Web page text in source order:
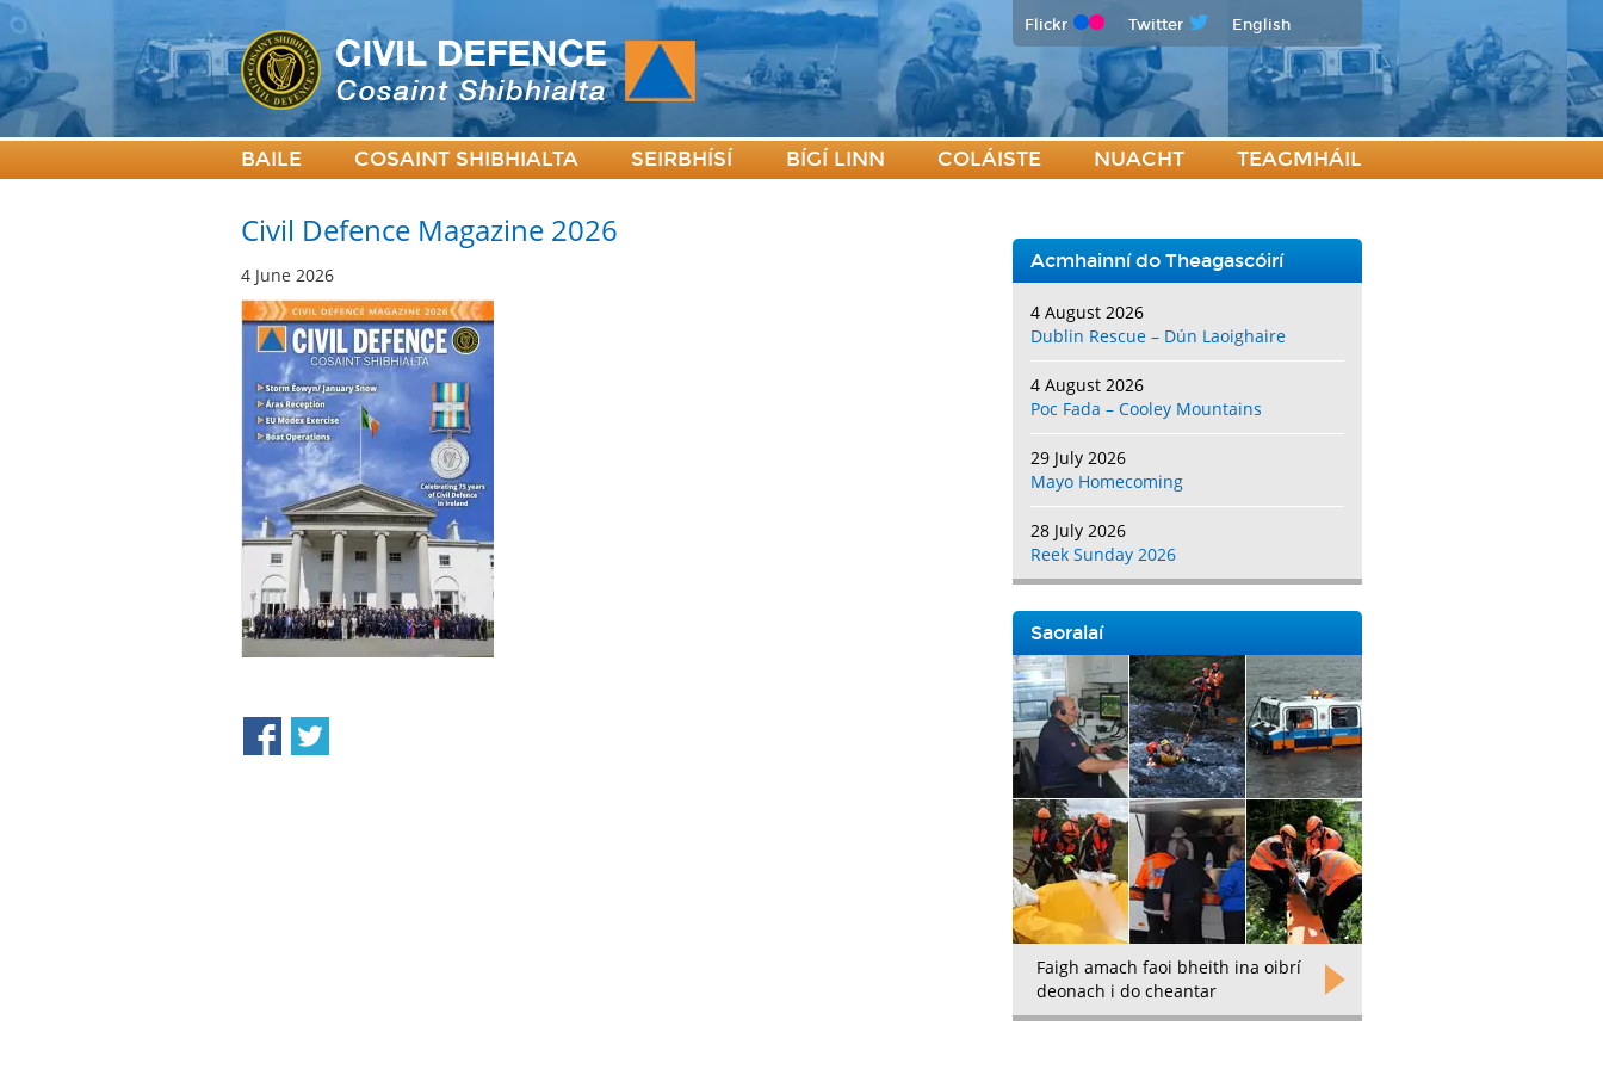
Flickr Twitter English
BAILE COSAINT SHIBHIALTA SEIRBHÍSÍ BÍGÍ LINN COLÁISTE NUACHT TEAGMHÁIL
Civil Defence Magazine 2026
4 June 2026
Acmhainní do Theagascóirí
4 August 2026
Dublin Rescue – Dún Laoighaire
4 August 2026
Poc Fada – Cooley Mountains
29 July 2026
Mayo Homecoming
28 July 2026
Reek Sunday 2026
Saoralaí
Faigh amach faoi bheith ina oibrí
deonach i do cheantar